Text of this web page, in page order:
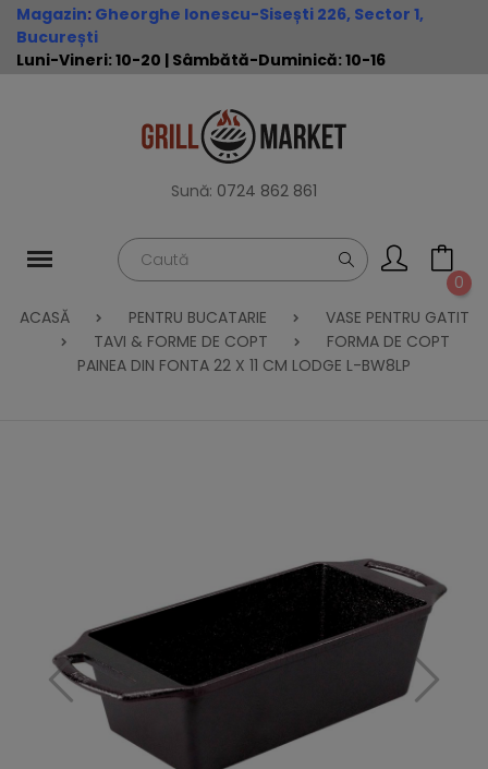
Magazin: Gheorghe Ionescu-Sisești 226, Sector 1,
București
Luni-Vineri: 10-20 | Sâmbătă-Duminică: 10-16
Sună: 0724 862 861
0
ACASĂ
PENTRU BUCATARIE
VASE PENTRU GATIT
TAVI & FORME DE COPT
FORMA DE COPT
PAINEA DIN FONTA 22 X 11 CM LODGE L-BW8LP